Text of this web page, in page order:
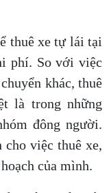
thuê xe tự lái tại
phí. So với việc
khác, thuê
là trong những
đông người.
việc thuê xe,
của mình.